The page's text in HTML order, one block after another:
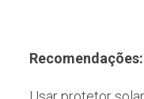
Recomendações: